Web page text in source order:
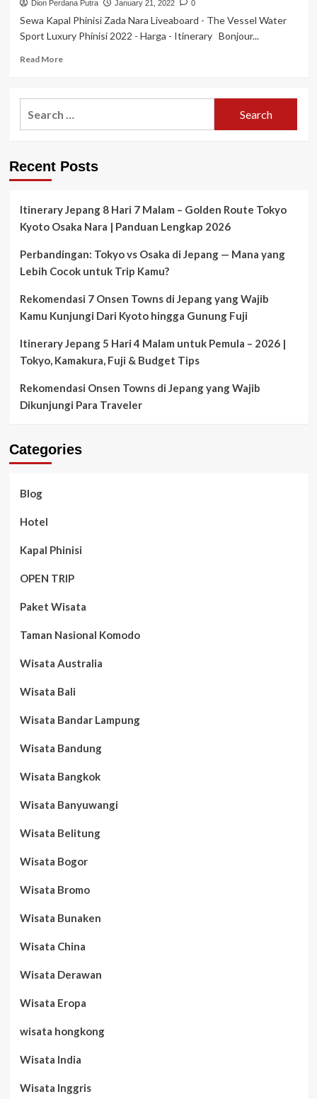
Liveaboard
–
2022
–
–
Diving
Dion Perdana Putra January 21, 2022 0
Sewa Kapal Phinisi Zada Nara Liveaboard - The Vessel Water
Sport Luxury Phinisi 2022 - Harga - Itinerary Bonjour...
Read MoreRead
Paket
Sewa
Nara
Vessel
Water
Sport
Phinisi
2022-
Bajo
–
–
Harga
–
Recent Posts
Itinerary Jepang 8 Hari 7 Malam – Golden Route Tokyo
Kyoto Osaka Nara | Panduan Lengkap 2026
Perbandingan: Tokyo vs Osaka di Jepang — Mana yang
Lebih Cocok untuk Trip Kamu?
Rekomendasi 7 Onsen Towns di Jepang yang Wajib
Kamu Kunjungi Dari Kyoto hingga Gunung Fuji
Itinerary Jepang 5 Hari 4 Malam untuk Pemula – 2026 |
Tokyo, Kamakura, Fuji & Budget Tips
Rekomendasi Onsen Towns di Jepang yang Wajib
Dikunjungi Para Traveler
Categories
Blog
Hotel
Kapal Phinisi
OPEN TRIP
Paket Wisata
Taman Nasional Komodo
Wisata Australia
Wisata Bali
Wisata Bandar Lampung
Wisata Bandung
Wisata Bangkok
Wisata Banyuwangi
Wisata Belitung
Wisata Bogor
Wisata Bromo
Wisata Bunaken
Wisata China
Wisata Derawan
Wisata Eropa
wisata hongkong
Wisata India
Wisata Inggris